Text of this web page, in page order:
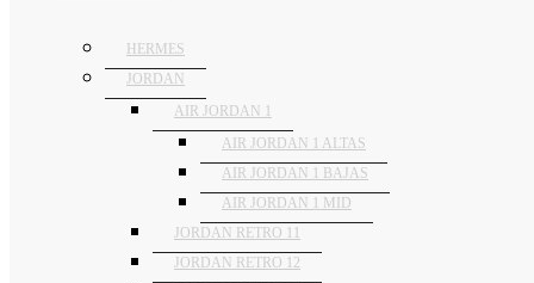
HERMES
JORDAN
AIR JORDAN 1
AIR JORDAN 1 ALTAS
AIR JORDAN 1 BAJAS
AIR JORDAN 1 MID
JORDAN RETRO 11
JORDAN RETRO 12